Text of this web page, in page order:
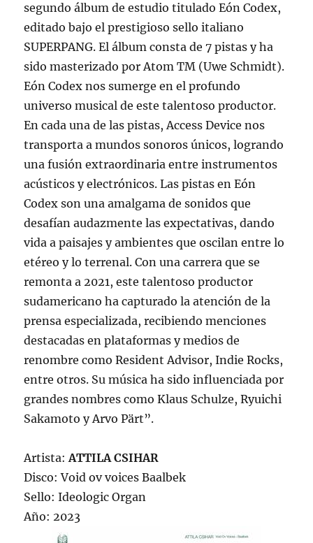
segundo álbum de estudio titulado Eón Codex,
editado bajo el prestigioso sello italiano
SUPERPANG. El álbum consta de 7 pistas y ha
sido masterizado por Atom TM (Uwe Schmidt).
Eón Codex nos sumerge en el profundo
universo musical de este talentoso productor.
En cada una de las pistas, Access Device nos
transporta a mundos sonoros únicos, logrando
una fusión extraordinaria entre instrumentos
acústicos y electrónicos. Las pistas en Eón
Codex son una amalgama de sonidos que
desafían audazmente las expectativas, dando
vida a paisajes y ambientes que oscilan entre lo
etéreo y lo terrenal. Con una carrera que se
remonta a 2021, este talentoso productor
sudamericano ha capturado la atención de la
prensa especializada, recibiendo menciones
destacadas en plataformas y medios de
renombre como Resident Advisor, Indie Rocks,
entre otros. Su música ha sido influenciada por
grandes nombres como Klaus Schulze, Ryuichi
Sakamoto y Arvo Pärt”.
Artista:ATTILA CSIHAR
Disco: Void ov voices Baalbek
Sello: Ideologic Organ
Año: 2023